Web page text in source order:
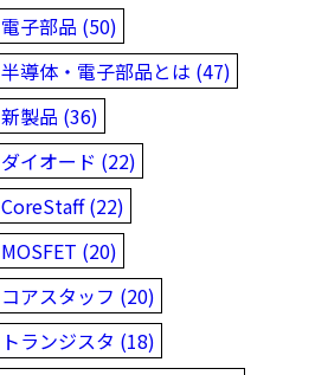
電子部品 (50)
半導体・電子部品とは (47)
新製品 (36)
ダイオード (22)
CoreStaff (22)
MOSFET (20)
コアスタッフ (20)
トランジスタ (18)